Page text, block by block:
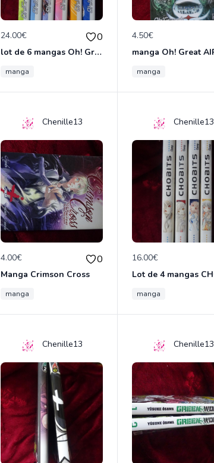
24.00€ 0
lot de 6 mangas Oh! Great AIR GEAR
manga
4.50€
manga
Chenille13
4.00€ 0
Manga Crimson Cross
manga
Chenille13
16.00€
manga
Chenille13 Chenille13